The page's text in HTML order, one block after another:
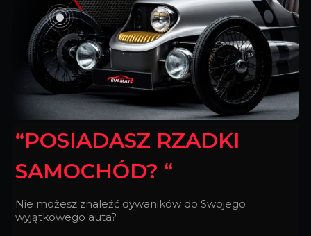
“POSIADASZ RZADKI
SAMOCHÓD? “
Nie możesz znaleźć dywaników do Swojego
wyjątkowego auta?